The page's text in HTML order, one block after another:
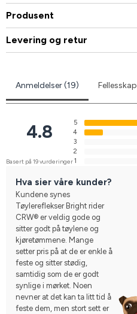
Produsent
Levering og retur
Anmeldelser (19) Fellesskap
4.8
Basert på 19 vurderinger
5
4
3
2
1
Hva sier våre kunder?
Kundene synes
Tøylereflekser Bright rider
CRW® er veldig gode og
sitter godt på tøylene og
kjøretømmene. Mange
setter pris på at de er enkle å
feste og sitter stødig,
samtidig som de er godt
synlige i mørket. Noen
nevner at det kan ta litt tid å
feste dem, men stort sett er